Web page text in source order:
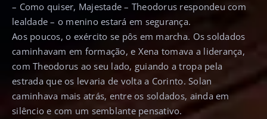
– Como quiser, Majestade – Theodorus respondeu com
lealdade – o menino estará em segurança.
Aos poucos, o exército se pôs em marcha. Os soldados
caminhavam em formação, e Xena tomava a liderança,
com Theodorus ao seu lado, guiando a tropa pela
estrada que os levaria de volta a Corinto. Solan
caminhava mais atrás, entre os soldados, ainda em
silêncio e com um semblante pensativo.